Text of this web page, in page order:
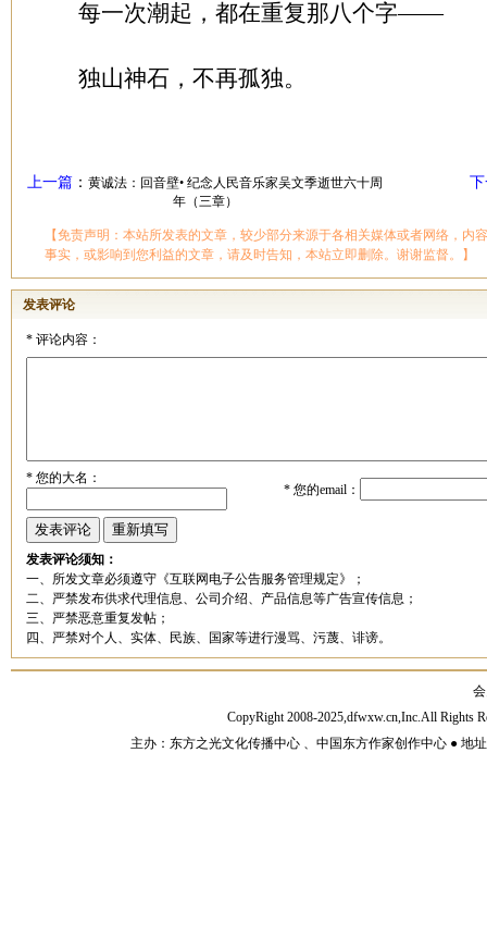
每一次潮起，都在重复那八个字——
独山神石，不再孤独。
上一篇 ： 黄诚法：回音壁• 纪念人民音乐家吴文季逝世六十周
年（三章）
【免责声明：本站所发表的文章，较少部分来源于各相关媒体或者网络，内
事实，或影响到您利益的文章，请及时告知，本站立即删除。谢谢监督。】
发表评论
*评论内容：
*您的大名：
*您的email：
发表评论须知：
一、所发文章必须遵守《互联网电子公告服务管理规定》；
二、严禁发布供求代理信息、公司介绍、产品信息等广告宣传信息；
三、严禁恶意重复发帖；
四、严禁对个人、实体、民族、国家等进行漫骂、污蔑、诽谤。
CopyRight 2008-2025,dfwxw.cn,Inc.All Rights
主办：东方之光文化传播中心 、中国东方作家创作中心 ● 地